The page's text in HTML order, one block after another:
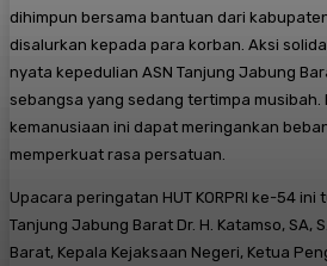
dihimpun bersama bantuan dari
disalurkan kepada para korban. Aksi
nyata kepedulian ASN Tanjung Jabung
sebangsa yang sedang tertimpa
kemanusiaan ini dapat meringankan
memperkuat rasa persatuan.
Upacara peringatan HUT KORPRI ke-54 ini
Tanjung Jabung Barat Dr. H. Katamso, SA,
Barat, Kepala Kejaksaan Negeri, Ketua